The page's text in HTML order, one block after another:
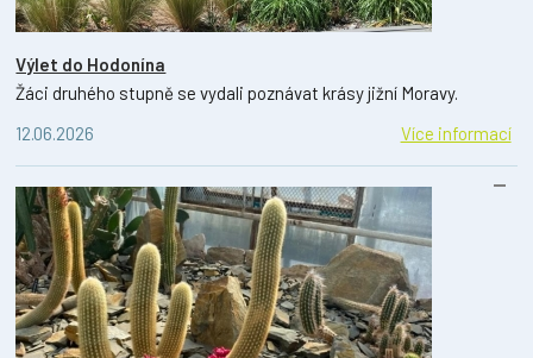
Výlet do Hodonína
Žáci druhého stupně se vydali poznávat krásy jižní Moravy.
12.06.2026
Více informací